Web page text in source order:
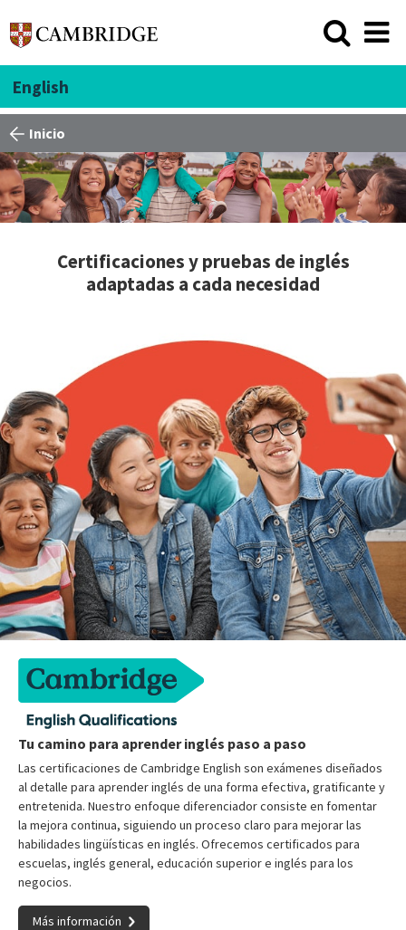
English
Inicio
Certificaciones y pruebas de inglés
adaptadas a cada necesidad
Tu camino para aprender inglés paso a paso
Las certificaciones de Cambridge English son exámenes diseñados
al detalle para aprender inglés de una forma efectiva, gratificante y
entretenida. Nuestro enfoque diferenciador consiste en fomentar
la mejora continua, siguiendo un proceso claro para mejorar las
habilidades lingüísticas en inglés. Ofrecemos certificados para
escuelas, inglés general, educación superior e inglés para los
negocios.
Más información